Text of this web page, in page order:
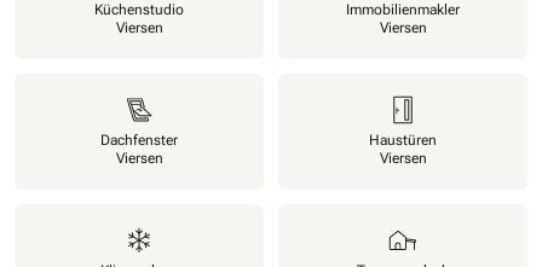
Küchenstudio
Viersen
Immobilienmakler
Viersen
Dachfenster
Viersen
Haustüren
Viersen